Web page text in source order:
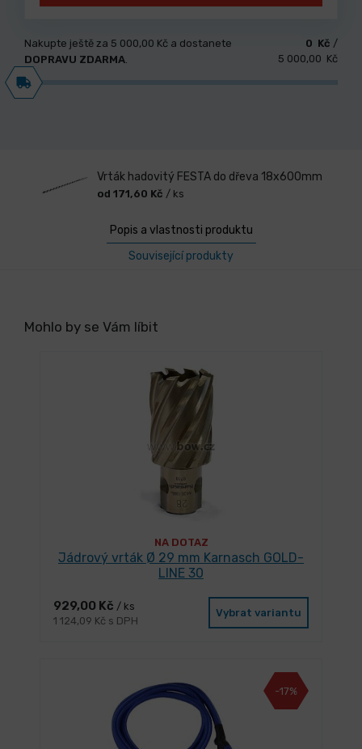
Nakupte ještě za 5 000,00 Kč a dostanete
DOPRAVU ZDARMA.
0 Kč /
5 000,00 Kč
Vrták hadovitý FESTA do dřeva 18x600mm
od 171,60 Kč / ks
Popis a vlastnosti produktu
Související produkty
Mohlo by se Vám líbit
NA DOTAZ
Jádrový vrták Ø 29 mm Karnasch GOLD-
LINE 30
929,00 Kč / ks
1 124,09 Kč s DPH
Vybrat variantu
-17%